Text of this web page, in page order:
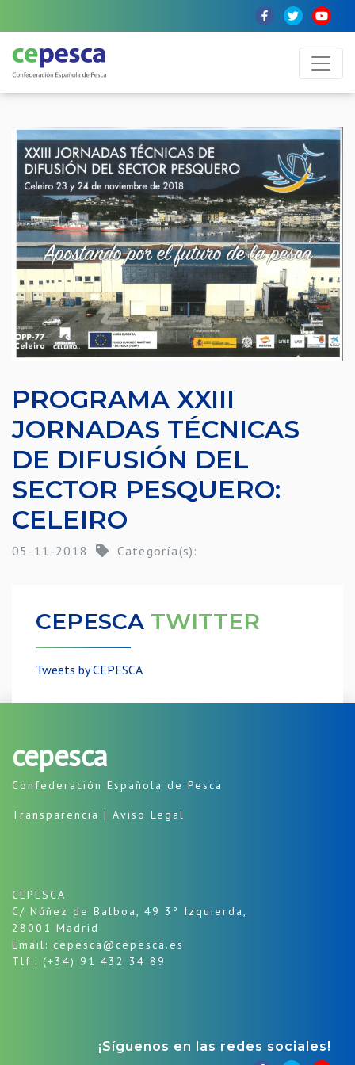
PROGRAMA XXIII
JORNADAS TÉCNICAS
DE DIFUSIÓN DEL
SECTOR PESQUERO:
CELEIRO
05-11-2018 Categoría(s):
CEPESCA TWITTER
Tweets by CEPESCA
cepesca
Confederación Española de Pesca
Transparencia | Aviso Legal
CEPESCA
C/ Núñez de Balboa, 49 3º Izquierda,
28001 Madrid
Email: cepesca@cepesca.es
Tlf.: (+34) 91 432 34 89
¡Síguenos en las redes sociales!